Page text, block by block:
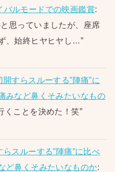
バルモードでの映画鑑賞:
思っていましたが、座席
、始終ヒヤヒヤし…”
開すらスルーする”陣痛”に
みなど鼻くそみたいなもの
くことを決めた！笑”
らスルーする”陣痛”に比べ
ど鼻くそみたいなものか: